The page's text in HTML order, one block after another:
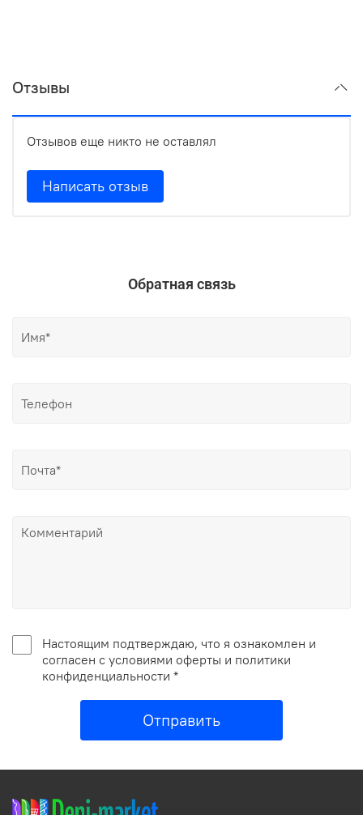
Отзывы
Отзывов еще никто не оставлял
Написать отзыв
Обратная связь
Настоящим подтверждаю, что я ознакомлен и
согласен с условиями оферты и политики
конфиденциальности *
Отправить